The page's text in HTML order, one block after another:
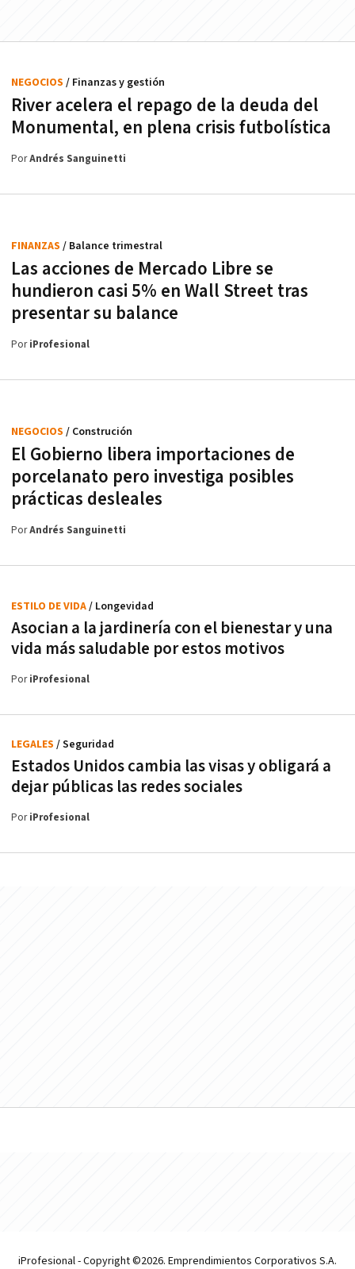
River acelera el repago de la deuda del
Monumental, en plena crisis futbolística
NEGOCIOS / Finanzas y gestión
PorAndrés Sanguinetti
Las acciones de Mercado Libre se
hundieron casi 5% en Wall Street tras
presentar su balance
FINANZAS / Balance trimestral
PoriProfesional
El Gobierno libera importaciones de
porcelanato pero investiga posibles
prácticas desleales
NEGOCIOS / Construción
PorAndrés Sanguinetti
Asocian a la jardinería con el bienestar y una
vida más saludable por estos motivos
ESTILO DE VIDA/ Longevidad
PoriProfesional
Estados Unidos cambia las visas y obligará a
dejar públicas las redes sociales
LEGALES / Seguridad
PoriProfesional
iProfesional - Copyright ©2026. Emprendimientos Corporativos S.A.